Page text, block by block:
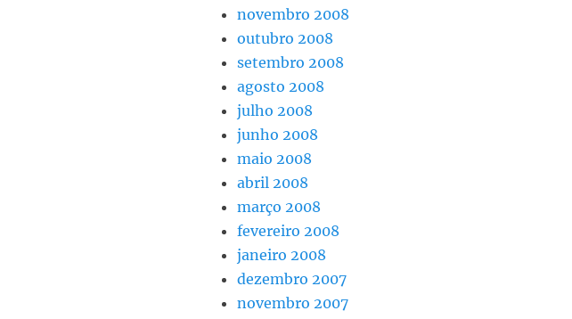
novembro 2008
outubro 2008
setembro 2008
agosto 2008
julho 2008
junho 2008
maio 2008
abril 2008
março 2008
fevereiro 2008
janeiro 2008
dezembro 2007
novembro 2007